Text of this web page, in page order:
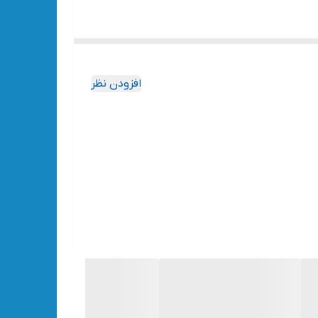
افزودن نظر